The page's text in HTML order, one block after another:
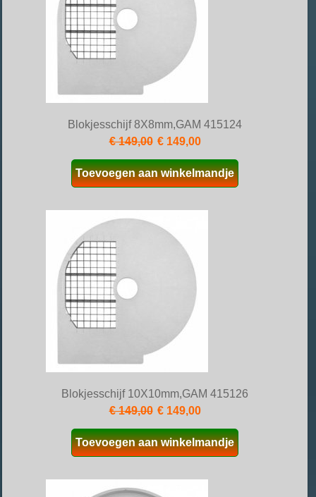
Blokjesschijf 8X8mm,GAM 415124
€ 149,00 € 149,00
Toevoegen aan winkelmandje
Blokjesschijf 10X10mm,GAM 415126
€ 149,00 € 149,00
Toevoegen aan winkelmandje